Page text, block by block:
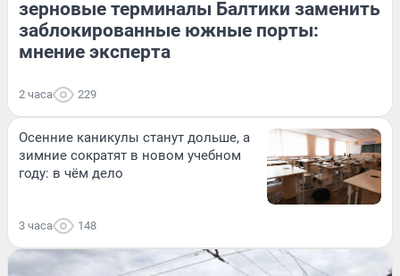
зерновые терминалы Балтики заменить
заблокированные южные порты:
мнение эксперта
2 часа 229
Осенние каникулы станут дольше, а
зимние сократят в новом учебном
году: в чём дело
3 часа 148